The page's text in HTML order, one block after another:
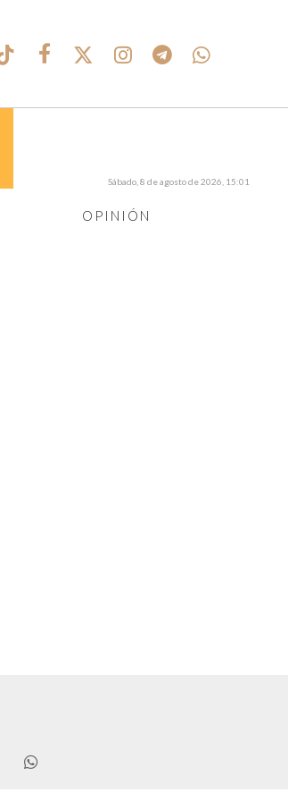
OPINIÓN
Sábado, 8 de agosto de 2026, 15:01